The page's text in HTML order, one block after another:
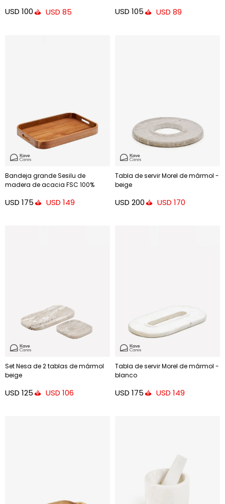
USD 100 USD 85 USD 105 USD 89
Bandeja grande Sesilu de
madera de acacia FSC 100%
USD 175 USD 149
Tabla de servir Morel de mármol -
beige
USD 200 USD 170
Set Nesa de 2 tablas de mármol
beige
USD 125 USD 106
Tabla de servir Morel de mármol -
blanco
USD 175 USD 149